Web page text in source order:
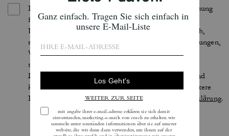
Indem Sie sich anmelden, erteilen Sie Ihre Zustimmung
für den Erhalt von E-Mails über die neuesten
Kollektionen, Angebote und Neuigkeiten von Coach,
sowie Informationen darüber, wie Sie an Veranstaltungen,
Wettbewerben oder Werbekampagnen von Coach
teilnehmen können. Im Rahmen der geltenden
Datenschutzgesetze haben Sie bestimmte Rechte und
können Ihre Einwilligung jederzeit widerrufen. Weitere
Informationen finden Sie in unserer
Datenschutzerklärung.